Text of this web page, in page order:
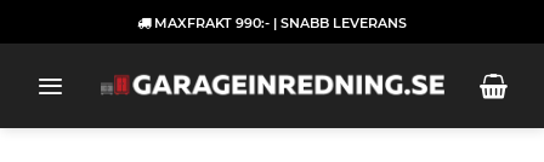
to
MAXFRAKT 990:- | SNABB LEVERANS